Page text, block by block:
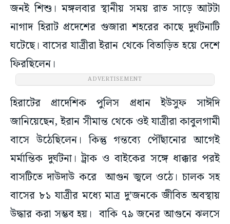
জনই শিশু। মঙ্গলবার স্থানীয় সময় রাত সাড়ে আটটা
নাগাদ হিরাট প্রদেশের গুজারা শহরের কাছে দুর্ঘটনাটি
ঘটেছে। বাসের যাত্রীরা ইরান থেকে বিতাড়িত হয়ে দেশে
ফিরছিলেন।
ADVERTISEMENT
হিরাটের প্রাদেশিক পুলিস প্রধান ইউসুফ সাঈদি
জানিয়েছেন, ইরান সীমান্ত থেকে ওই যাত্রীরা কাবুলগামী
বাসে উঠেছিলেন। কিন্তু গন্তব্যে পৌঁছানোর আগেই
মর্মান্তিক দুর্ঘটনা। ট্রাক ও বাইকের সঙ্গে ধাক্কার পরই
বাসটিতে দাউদাউ করে আগুন জ্বলে ওঠে। চালক সহ
বাসের ৮১ যাত্রীর মধ্যে মাত্র দু’জনকে জীবিত অবস্থায়
উদ্ধার করা সম্ভব হয়। বাকি ৭৯ জনের আগুনে ঝলসে